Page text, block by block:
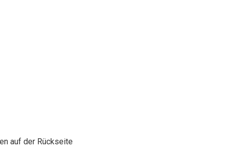
auf der Rückseite